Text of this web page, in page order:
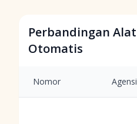
Perbandingan
Otomatis
Nomor Agensi